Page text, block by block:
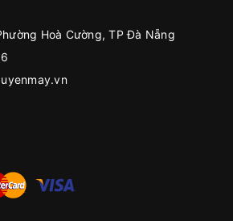
Hoà Cường, TP Đà Nẵng